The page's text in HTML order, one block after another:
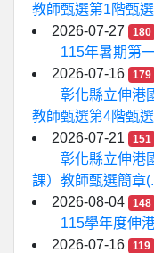
教師甄選第1階甄
2026-07-27
180
115年暑期第
2026-07-16
179
彰化縣立伸港
教師甄選第4階甄
2026-07-21
151
彰化縣立伸港
課）教師甄選簡章
2026-08-04
148
115學年度伸
2026-07-16
119